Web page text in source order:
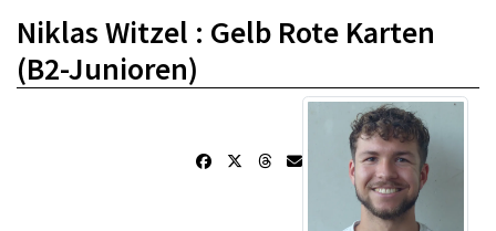
Niklas Witzel : Gelb Rote Karten
(B2-Junioren)